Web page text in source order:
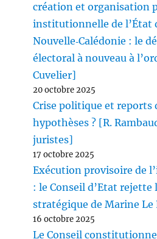
création et organisation
institutionnelle de l’État
Nouvelle‑Calédonie : le
électoral à nouveau à
Cuvelier]
20 octobre 2025
Crise politique et reports
hypothèses ? [R.
juristes]
17 octobre 2025
Exécution provisoire de
: le Conseil d’Etat rejette
stratégique de Marine Le
16 octobre 2025
Le Conseil